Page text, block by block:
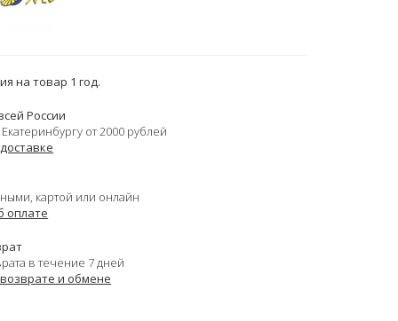
на товар 1 год.
России
от 2000 рублей
картой или онлайн
оплате
в течение 7 дней
и обмене